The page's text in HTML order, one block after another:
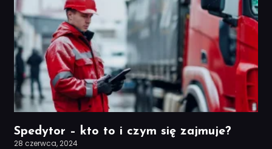
Spedytor – kto to i czym się zajmuje?
28 czerwca, 2024